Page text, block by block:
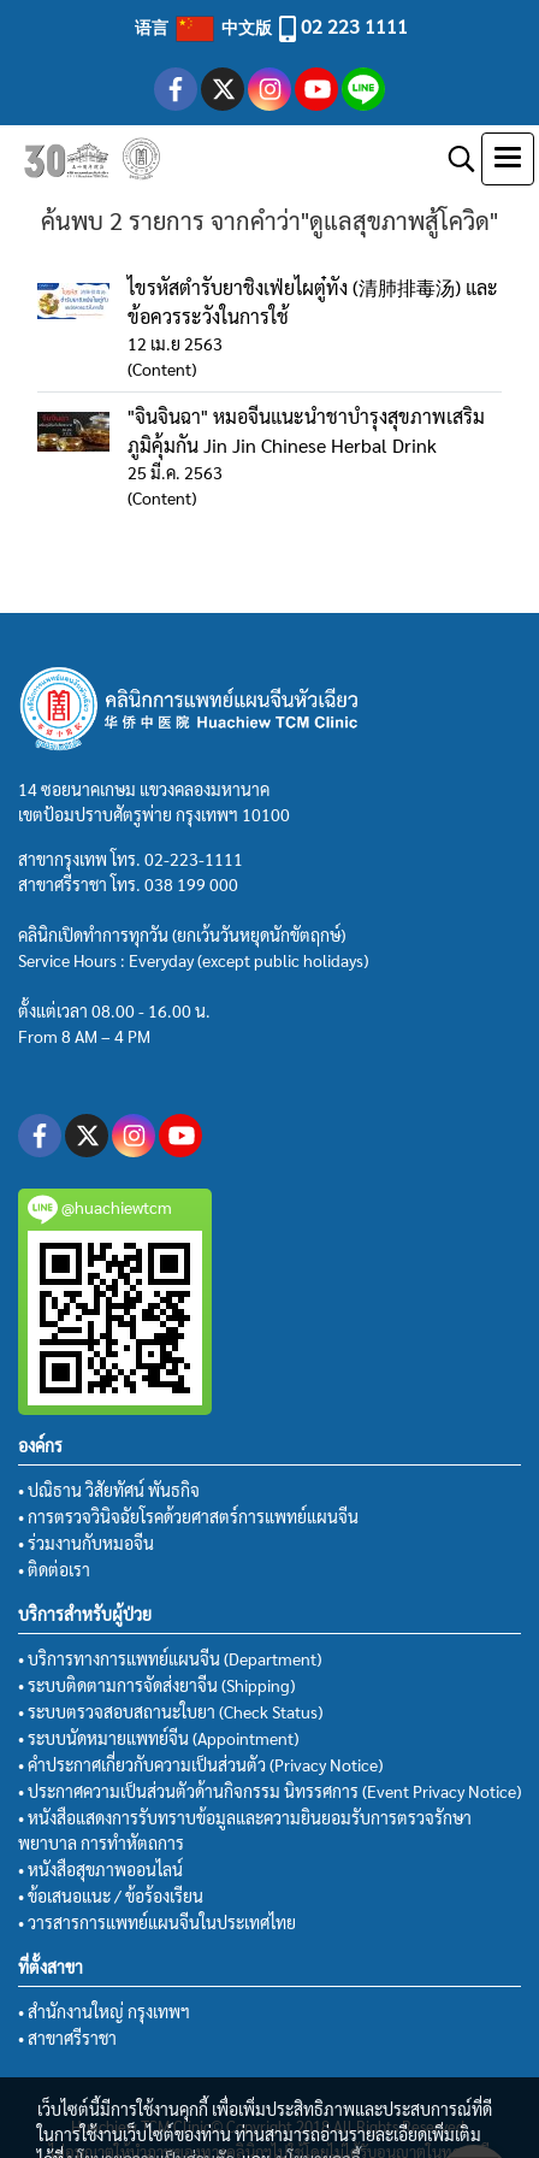
语言 中文版 02 223 1111
ค้นพบ 2 รายการ จากคำว่า"ดูแลสุขภาพสู้โควิด"
ไขรหัสตำรับยาชิงเฟ่ยไผตู๋ทัง (清肺排毒汤) และ
ข้อควรระวังในการใช้
12 เม.ย 2563
(Content)
"จินจินฉา" หมอจีนแนะนำชาบำรุงสุขภาพเสริม
ภูมิคุ้มกัน Jin Jin Chinese Herbal Drink
25 มี.ค. 2563
(Content)
14 ซอยนาคเกษม แขวงคลองมหานาค
เขตป้อมปราบศัตรูพ่าย กรุงเทพฯ 10100
สาขากรุงเทพ โทร. 02-223-1111
สาขาศรีราชา โทร. 038 199 000
คลินิกเปิดทำการทุกวัน (ยกเว้นวันหยุดนักขัตฤกษ์)
Service Hours : Everyday (except public holidays)
ตั้งแต่เวลา 08.00 - 16.00 น.
From 8 AM – 4 PM
@huachiewtcm
องค์กร
• ปณิธาน วิสัยทัศน์ พันธกิจ
• การตรวจวินิจฉัยโรคด้วยศาสตร์การแพทย์แผนจีน
• ร่วมงานกับหมอจีน
• ติดต่อเรา
บริการสำหรับผู้ป่วย
• บริการทางการแพทย์แผนจีน (Department)
• ระบบติดตามการจัดส่งยาจีน (Shipping)
• ระบบตรวจสอบสถานะใบยา (Check Status)
• ระบบนัดหมายแพทย์จีน (Appointment)
• คำประกาศเกี่ยวกับความเป็นส่วนตัว (Privacy Notice)
• ประกาศความเป็นส่วนตัวด้านกิจกรรม นิทรรศการ (Event Privacy Notice)
• หนังสือแสดงการรับทราบข้อมูลและความยินยอมรับการตรวจรักษา
พยาบาล การทำหัตถการ
• หนังสือสุขภาพออนไลน์
• ข้อเสนอแนะ / ข้อร้องเรียน
• วารสารการแพทย์แผนจีนในประเทศไทย
ที่ตั้งสาขา
• สำนักงานใหญ่ กรุงเทพฯ
• สาขาศรีราชา
Huachiew TCM Clinic© Copyright 2018 All Rights Reserved.
ไม่อนุญาตให้นำภาพของทางคลินิกฯไปใช้โดยไม่ได้รับอนุญาตในทุกกรณี
เว็บไซต์นี้มีการใช้งานคุกกี้ เพื่อเพิ่มประสิทธิภาพและประสบการณ์ที่ดี
ในการใช้งานเว็บไซต์ของท่าน ท่านสามารถอ่านรายละเอียดเพิ่มเติม